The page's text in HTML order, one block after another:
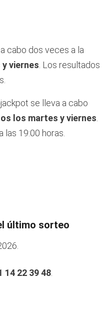
cabo dos veces a la
viernes . Los resultados
se lleva a cabo
los martes y viernes
las 19:00 horas.
último sorteo
14 22 39 48